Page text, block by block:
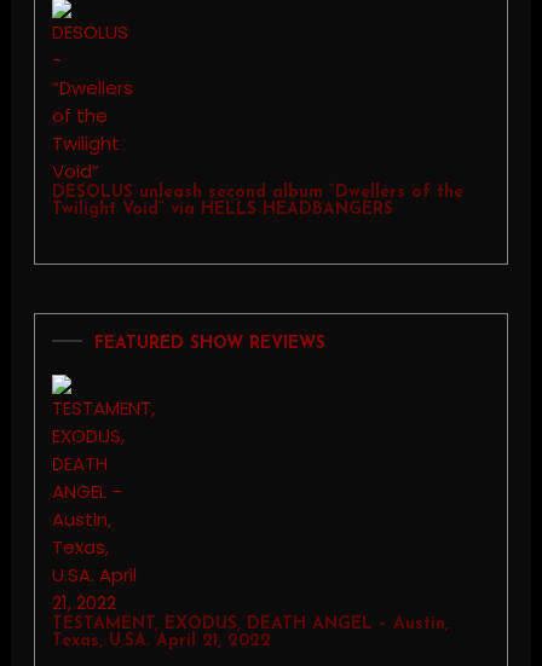
DESOLUS unleash second album “Dwellers of the
Twilight Void” via HELLS HEADBANGERS
FEATURED SHOW REVIEWS
TESTAMENT, EXODUS, DEATH ANGEL – Austin,
Texas, U.SA. April 21, 2022